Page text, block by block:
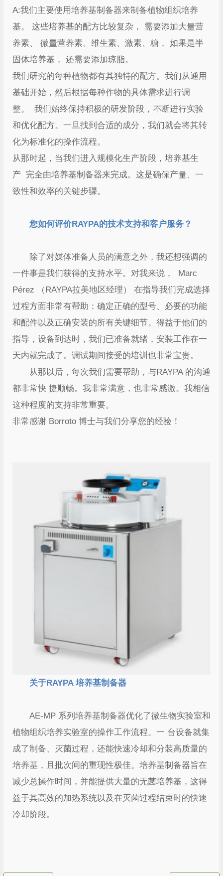
A:我们主要使用培养基制备器来制备植物组织培养
基。 这些培养基的配方比较复杂， 需要添加大量营
养素、 微量营养素、维生素、激素、糖， 如果是半
固体培养基， 还需要添加琼脂。
我们研究的每种植物都有其独特的配方。我们从通用
基础开始，然后根据每种作物的具体需求进行调
整。 我们始终保持积极的研发阶段，不断进行实验
和优化配方。一旦找到合适的成分，我们就会将其转
化为标准化的操作流程。
从那时起，当我们进入规模化生产阶段，培养基生
产 完全由培养基制备器来完成。这是确保产量、一
致性和效率的关键步骤。
您如何评价RAYPA的技术支持和客户服务？
除了对媒体准备人员的满意之外，我还想强调的
一件事是我们获得的支持水平。对我来说， Marc
Pérez （RAYPA拉美地区经理） 在指导我们完成选择
过程方面非常有帮助：确定正确的型号、必要的功能
和配件以及正确安装的所有关键细节。得益于他们的
指导，设备到达时，我们已准备就绪，安装工作在一
天内就完成了。调试期间接受的培训也非常宝贵。
从那以后，每次我们需要帮助，与RAYPA 的沟通
都非常快 捷顺畅。我非常满意，也非常感激。我相信
这种程度的支持非常重要。
非常感谢 Borroto 博士与我们分享您的经验！
关于RAYPA 培养基制备器
AE-MP 系列培养基制备器优化了微生物实验室和
植物组织培养实验室的操作工作流程。一 台设备就集
成了制备、灭菌过程，还能快速冷却和分装高质量的
培养基，且批次间的重现性极佳。培养基制备器旨在
减少总操作时间，并能提供大量的无菌培养基，这得
益于其高效的加热系统以及在灭菌过程结束时的快速
冷却阶段。